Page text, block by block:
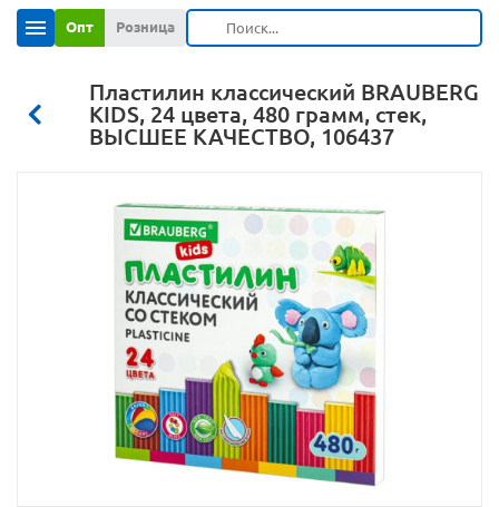
Опт Розница
Пластилин классический BRAUBERG
KIDS, 24 цвета, 480 грамм, стек,
ВЫСШЕЕ КАЧЕСТВО, 106437